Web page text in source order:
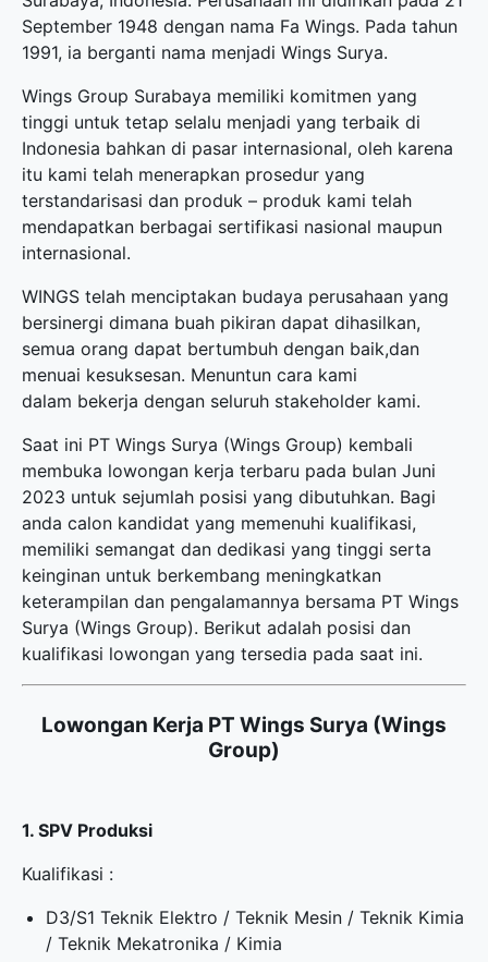
September 1948 dengan nama Fa Wings. Pada tahun
1991, ia berganti nama menjadi Wings Surya.
Wings Group Surabaya memiliki komitmen yang
tinggi untuk tetap selalu menjadi yang terbaik di
Indonesia bahkan di pasar internasional, oleh karena
itu kami telah menerapkan prosedur yang
terstandarisasi dan produk – produk kami telah
mendapatkan berbagai sertifikasi nasional maupun
internasional.
WINGS telah menciptakan budaya perusahaan yang
bersinergi dimana buah pikiran dapat dihasilkan,
semua orang dapat bertumbuh dengan baik,dan
menuai kesuksesan. Menuntun cara kami
dalam bekerja dengan seluruh stakeholder kami.
Saat ini PT Wings Surya (Wings Group) kembali
membuka lowongan kerja terbaru pada bulan Juni
2023 untuk sejumlah posisi yang dibutuhkan. Bagi
anda calon kandidat yang memenuhi kualifikasi,
memiliki semangat dan dedikasi yang tinggi serta
keinginan untuk berkembang meningkatkan
keterampilan dan pengalamannya bersama PT Wings
Surya (Wings Group). Berikut adalah posisi dan
kualifikasi lowongan yang tersedia pada saat ini.
Lowongan Kerja PT Wings Surya (Wings
Group)
1. SPV Produksi
Kualifikasi :
D3/S1 Teknik Elektro / Teknik Mesin / Teknik Kimia
/ Teknik Mekatronika / Kimia